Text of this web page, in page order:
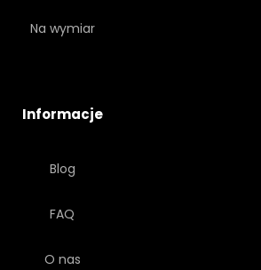
Na wymiar
Informacje
Blog
FAQ
O nas